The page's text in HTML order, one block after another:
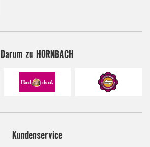
Darum zu HORNBACH
Kundenservice